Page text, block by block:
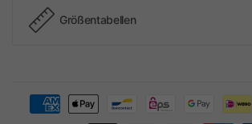
Größentabellen